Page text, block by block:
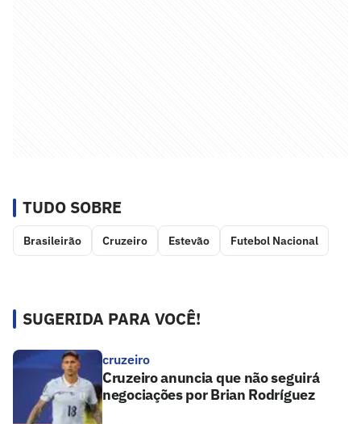
TUDO SOBRE
Brasileirão Cruzeiro Estevão Futebol Nacional
SUGERIDA PARA VOCÊ!
cruzeiro
Cruzeiro anuncia que não seguirá
negociações por Brian Rodríguez